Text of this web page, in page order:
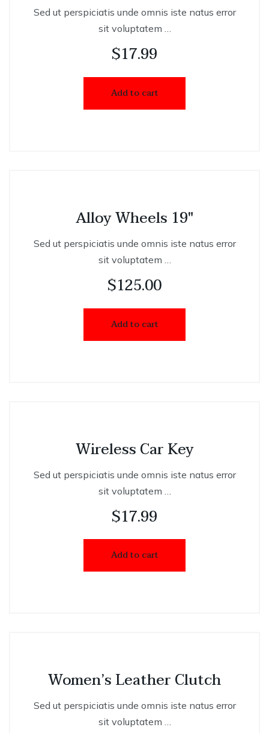
Sed ut perspiciatis unde omnis iste natus error
sit voluptatem …
$17.99
Add to cart
Alloy Wheels 19″
Sed ut perspiciatis unde omnis iste natus error
sit voluptatem …
$125.00
Add to cart
Wireless Car Key
Sed ut perspiciatis unde omnis iste natus error
sit voluptatem …
$17.99
Add to cart
Women’s Leather Clutch
Sed ut perspiciatis unde omnis iste natus error
sit voluptatem …